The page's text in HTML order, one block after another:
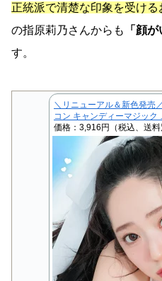
正統派で清楚な印象を受ける
の指原莉乃さんからも
「顔が
す。
＼リニューアル＆新色発売
コン キャンディーマジック
価格：3,916円（税込、送